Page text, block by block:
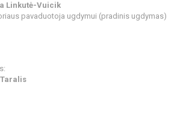
Linkutė-Vuicik
pavaduotoja ugdymui (pradinis ugdymas)